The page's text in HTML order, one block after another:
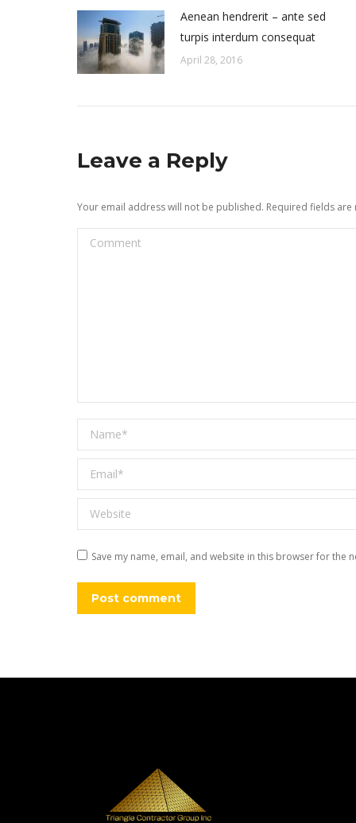
Aenean hendrerit – ante sed
turpis interdum consequat
April 28, 2016
Leave a Reply
Your email address will not be published. Required fields are
Comment
Name *
Email *
Website
Save my name, email, and website in this browser for the
Post comment